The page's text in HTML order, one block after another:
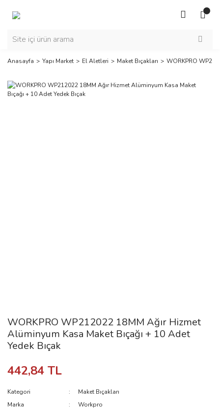
Anasayfa Yapı Market El Aletleri Maket Bıçakları WORKPRO
WORKPRO WP212022 18MM Ağır Hizmet
Alüminyum Kasa Maket Bıçağı + 10 Adet
Yedek Bıçak
442,84 TL
Kategori
Maket Bıçakları
Marka
Workpro